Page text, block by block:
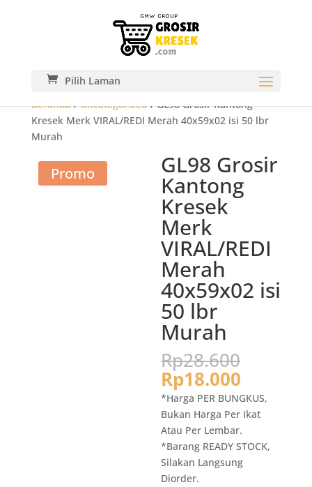
Pilih Laman
Beranda/Uncategorized/ GL98 Grosir Kantong
Kresek Merk VIRAL/REDI Merah 40x59x02 isi 50 lbr
Murah
Promo GL98 Grosir
Kantong
Kresek
Merk
VIRAL/REDI
Merah
40x59x02 isi
50 lbr
Murah
Rp28.600
adalah:
Rp18.000
saat
ini
adalah:
*Harga PER BUNGKUS,
Bukan Harga Per Ikat
Atau Per Lembar.
*Barang READY STOCK,
Silakan Langsung
Diorder.